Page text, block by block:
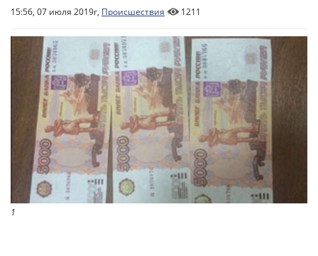
15:56, 07 июля 2019г, Происшествия 1211
1